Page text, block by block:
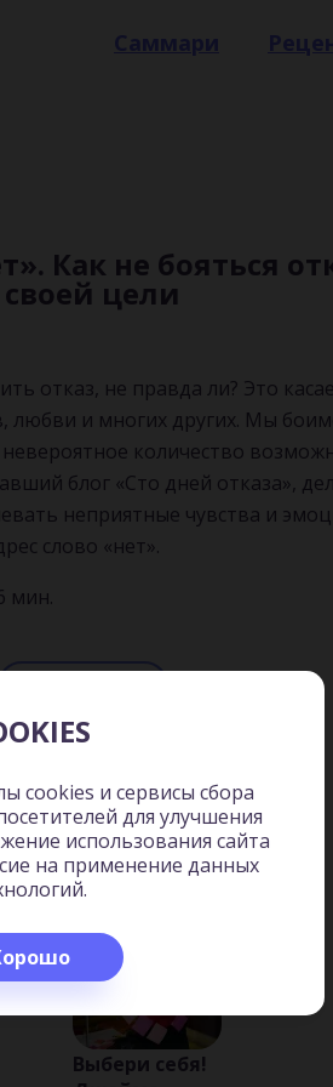
Как не бояться
цели
отказ, не правда ли? Это
любви и многих других. Мы
невероятное количество
блог «Сто дней отказа»,
неприятные чувства и
слово «нет».
мин.
Выбери себя!
cookies и сервисы сбора
для улучшения
использования сайта
на применение данных